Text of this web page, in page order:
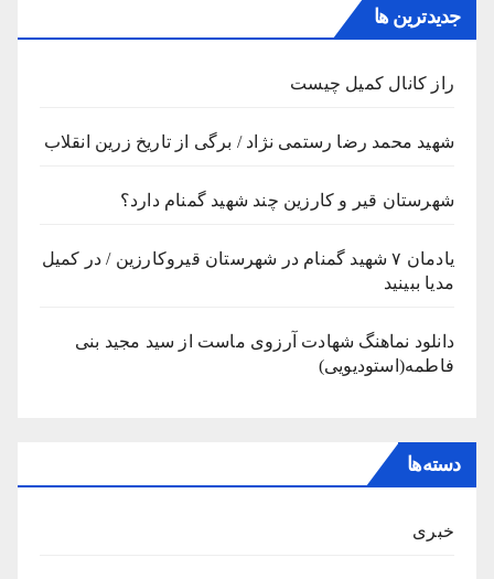
جدیدترین ها
راز کانال کمیل چیست
شهید محمد رضا رستمی نژاد / برگی از تاریخ زرین انقلاب
شهرستان قیر و کارزین چند شهید گمنام دارد؟
یادمان ۷ شهید گمنام در شهرستان قیروکارزین / در کمیل
مدیا ببینید
دانلود نماهنگ شهادت آرزوی ماست از سید مجید بنی
فاطمه(استودیویی)
دسته‌ها
خبری